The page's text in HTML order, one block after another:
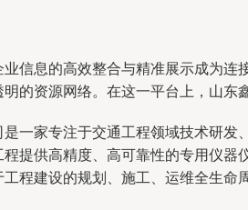
信息的高效整合与精准展示成为
的资源网络。在这一平台上，山东
一家专注于交通工程领域技术研发
提供高精度、高可靠性的专用仪
程建设的规划、施工、运维全生命